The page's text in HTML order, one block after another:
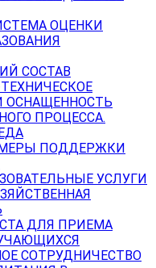
ОЦЕНКИ
СОСТАВ
ОСНАЩЕННОСТЬ
ПРОЦЕССА.
ПОДДЕРЖКИ
УСЛУГИ
ДЛЯ ПРИЕМА
СОТРУДНИЧЕСТВО